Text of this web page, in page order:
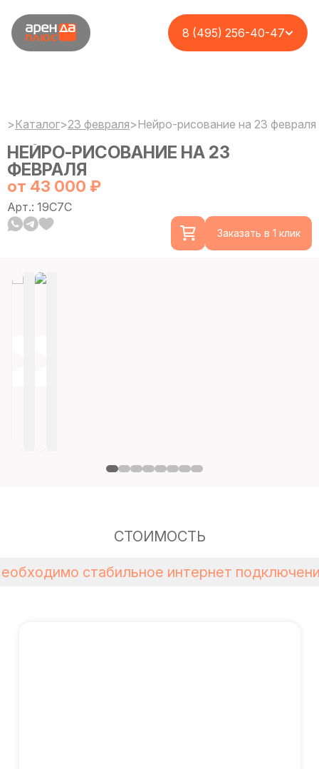
8 (495) 256-40-47
>Каталог>23 февраля>Нейро-рисование на 23 февраля
НЕЙРО-РИСОВАНИЕ НА 23
ФЕВРАЛЯ
от 43 000 ₽
Арт.: 19C7C
Заказать в 1 клик
СТОИМОСТЬ
стабильное интернет